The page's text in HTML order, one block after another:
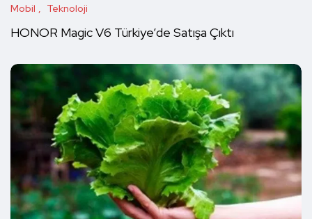
Mobil Teknoloji
HONOR Magic V6 Türkiye’de Satışa Çıktı